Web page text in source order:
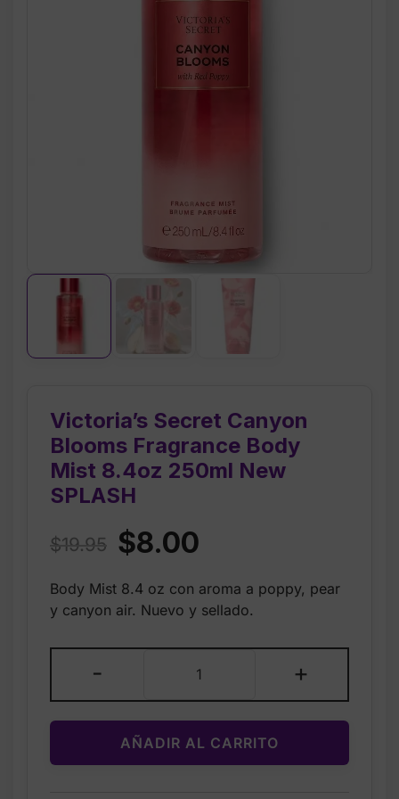
Victoria’s Secret Canyon
Blooms Fragrance Body
Mist 8.4oz 250ml New
SPLASH
$19.95 Original
was:
$8.00
is:
Body Mist 8.4 oz con aroma a poppy, pear
y canyon air. Nuevo y sellado.
-
Secret
Canyon
Blooms
Fragrance
Body
+
AÑADIR AL CARRITO